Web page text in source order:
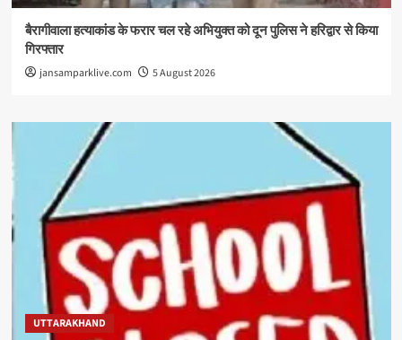
बैरागीवाला हत्याकांड के फरार चल रहे अभियुक्त को दून पुलिस ने हरिद्वार से किया
गिरफ्तार
jansamparklive.com 5 August 2026
UTTARAKHAND